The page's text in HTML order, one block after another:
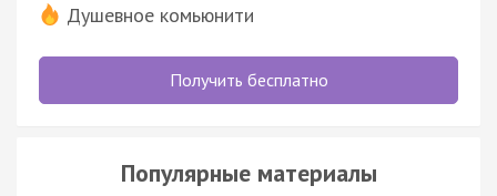
Душевное комьюнити
Получить бесплатно
Популярные материалы